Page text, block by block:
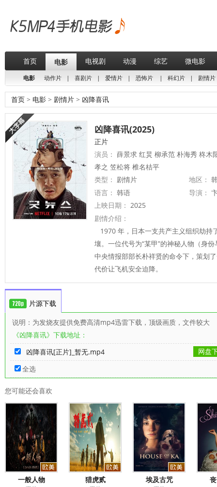
首页 电影 电视剧 动漫 综艺 微电影
电影 动作片 | 喜剧片 | 爱情片 | 恐怖片 | 科幻片 | 剧情片
首页 > 电影 > 剧情片 > 凶降喜讯
凶降喜讯(2025)
正片
演员： 薛景求 红炅 柳承范 朴海秀 柊木
孝之 笠松将 椎名桔平
类型： 剧情片 地区：
语言： 韩语 导演：
上映日期： 2025
剧情介绍：
1970 年，日本一支共产主义组织劫持
壤。一位代号为“某甲”的神秘人物（身
中央情报部部长朴祥贤的命令下，策划
代价让飞机安全迫降。
片源下载
说明：为发烧友提供免费高清mp4迅雷下载，顶级画质，文件较大
《凶降喜讯》下载地址：
凶降喜讯[正片]_暂无.mp4
网盘
全选
您可能还会喜欢
一般人物 猎虎贰 埃及古咒